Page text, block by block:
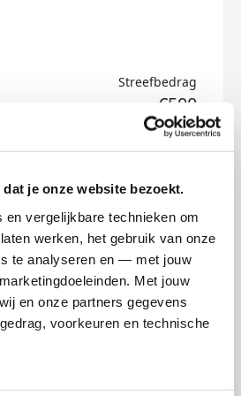
je onze website bezoekt.
en vergelijkbare technieken om
werken, het gebruik van onze
te analyseren en — met jouw
Met jouw
en onze partners gegevens
voorkeuren en technische
Streefbedrag
€500
badges